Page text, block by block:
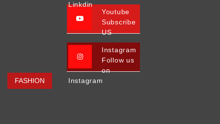
FASHION
Linkdin
Youtube
Subscribe
US
Instagram
Follow us
on
Instagram